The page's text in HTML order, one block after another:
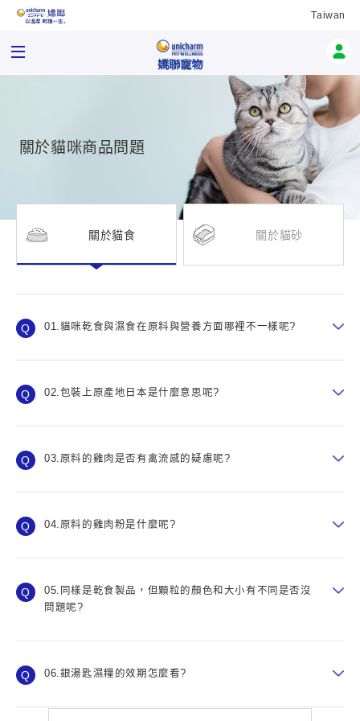
Taiwan
關於貓咪商品問題
關於貓食 關於貓砂
01.貓咪乾食與濕食在原料與營養方面哪裡不一樣呢?
02.包裝上原產地日本是什麼意思呢?
03.原料的雞肉是否有禽流感的疑慮呢?
04.原料的雞肉粉是什麼呢?
05.同樣是乾食製品，但顆粒的顏色和大小有不同是否沒
問題呢?
06.銀湯匙濕糧的效期怎麼看?